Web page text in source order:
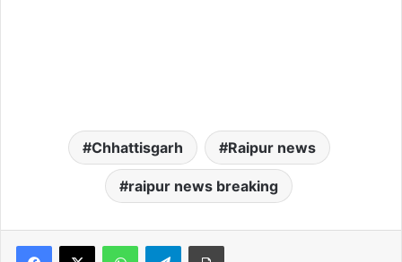
Chhattisgarh Raipur news
raipur news breaking
Telegram